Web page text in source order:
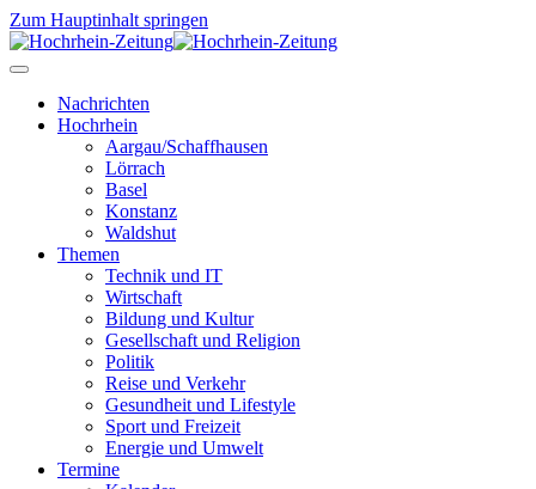
Zum Hauptinhalt springen
Nachrichten
Hochrhein
Aargau/Schaffhausen
Lörrach
Basel
Konstanz
Waldshut
Themen
Technik und IT
Wirtschaft
Bildung und Kultur
Gesellschaft und Religion
Politik
Reise und Verkehr
Gesundheit und Lifestyle
Sport und Freizeit
Energie und Umwelt
Termine